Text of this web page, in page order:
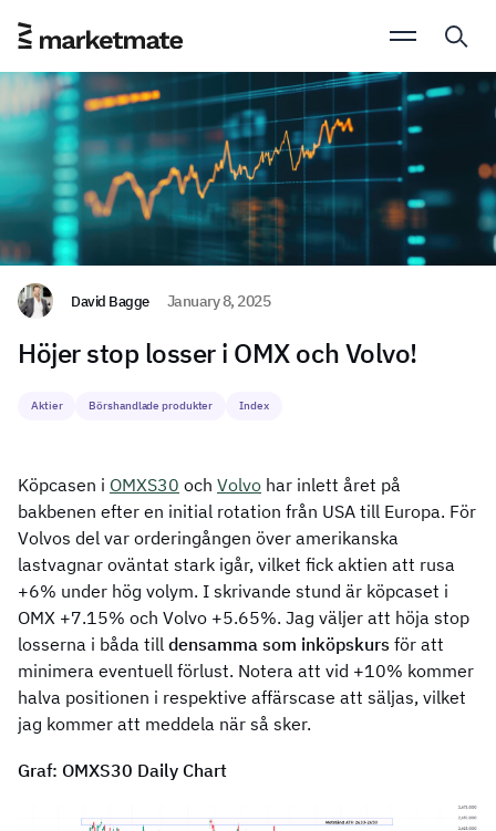
David Bagge January 8, 2025
Höjer stop losser i OMX och Volvo!
Aktier Börshandlade produkter Index
Köpcasen i OMXS30 och Volvo har inlett året på
bakbenen efter en initial rotation från USA till Europa. För
Volvos del var orderingången över amerikanska
lastvagnar oväntat stark igår, vilket fick aktien att rusa
+6% under hög volym. I skrivande stund är köpcaset i
OMX +7.15% och Volvo +5.65%. Jag väljer att höja stop
losserna i båda till densamma som inköpskurs för att
minimera eventuell förlust. Notera att vid +10% kommer
halva positionen i respektive affärscase att säljas, vilket
jag kommer att meddela när så sker.
Graf: OMXS30 Daily Chart